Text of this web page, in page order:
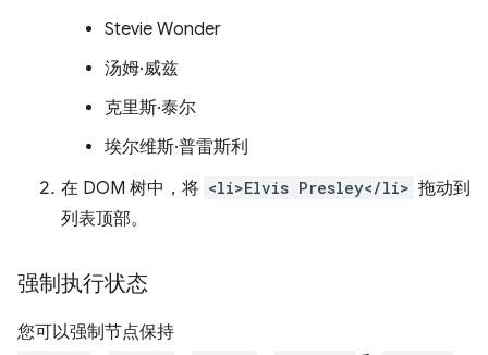
Stevie Wonder
汤姆·威兹
克里斯·泰尔
埃尔维斯·普雷斯利
在 DOM 树中，将 <li>Elvis Presley</li> 拖动到
列表顶部。
强制执行状态
您可以强制节点保持